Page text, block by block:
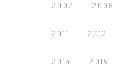
2007 2008
2011 2012
2014 2015